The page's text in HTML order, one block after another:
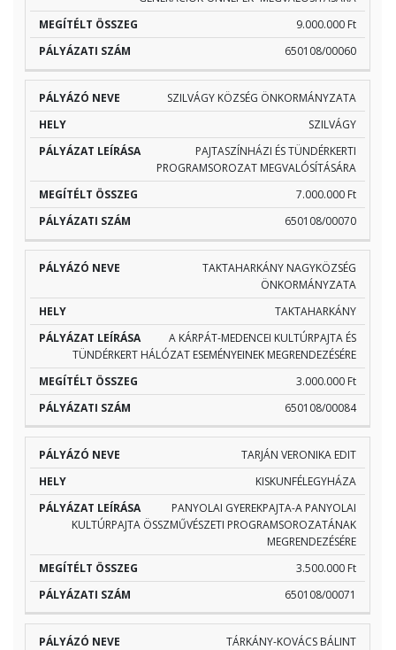
9.000.000 Ft
650108/00060
SZILVÁGY KÖZSÉG ÖNKORMÁNYZATA
SZILVÁGY
PAJTASZÍNHÁZI ÉS TÜNDÉRKERTI
PROGRAMSOROZAT MEGVALÓSÍTÁSÁRA
7.000.000 Ft
650108/00070
TAKTAHARKÁNY NAGYKÖZSÉG
ÖNKORMÁNYZATA
TAKTAHARKÁNY
A KÁRPÁT-MEDENCEI KULTÚRPAJTA ÉS
TÜNDÉRKERT HÁLÓZAT ESEMÉNYEINEK MEGRENDEZÉSÉRE
3.000.000 Ft
650108/00084
TARJÁN VERONIKA EDIT
KISKUNFÉLEGYHÁZA
PANYOLAI GYEREKPAJTA-A PANYOLAI
KULTÚRPAJTA ÖSSZMŰVÉSZETI PROGRAMSOROZATÁNAK
MEGRENDEZÉSÉRE
3.500.000 Ft
650108/00071
TÁRKÁNY-KOVÁCS BÁLINT